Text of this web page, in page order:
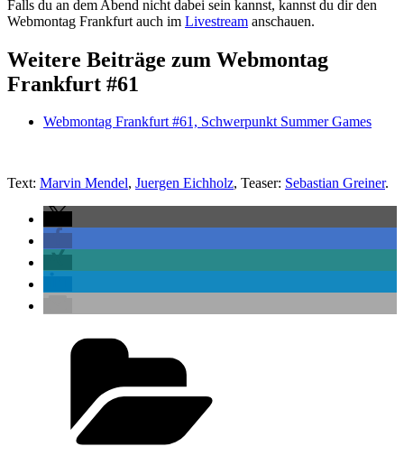
Falls du an dem Abend nicht dabei sein kannst, kannst du dir den
Webmontag Frankfurt auch im Livestream anschauen.
Weitere Beiträge zum Webmontag
Frankfurt #61
Webmontag Frankfurt #61, Schwerpunkt Summer Games
Text: Marvin Mendel, Juergen Eichholz, Teaser: Sebastian Greiner.